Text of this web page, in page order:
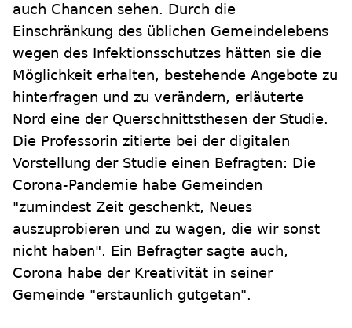
auch Chancen sehen. Durch die
Einschränkung des üblichen Gemeindelebens
wegen des Infektionsschutzes hätten sie die
Möglichkeit erhalten, bestehende Angebote zu
hinterfragen und zu verändern, erläuterte
Nord eine der Querschnittsthesen der Studie.
Die Professorin zitierte bei der digitalen
Vorstellung der Studie einen Befragten: Die
Corona-Pandemie habe Gemeinden
"zumindest Zeit geschenkt, Neues
auszuprobieren und zu wagen, die wir sonst
nicht haben". Ein Befragter sagte auch,
Corona habe der Kreativität in seiner
Gemeinde "erstaunlich gutgetan".